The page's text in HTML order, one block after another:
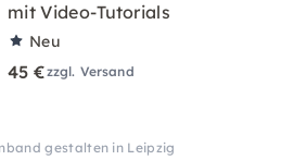
mit Video-Tutorials
Neu
45 €zzgl. Versand
gestalten in Leipzig